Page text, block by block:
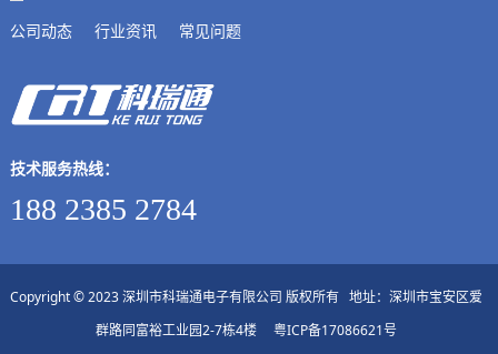
公司动态 行业资讯 常见问题
技术服务热线：
188 2385 2784
Copyright © 2023 深圳市科瑞通电子有限公司 版权所有 地址：深圳市宝安区爱
群路同富裕工业园2-7栋4楼粤ICP备17086621号